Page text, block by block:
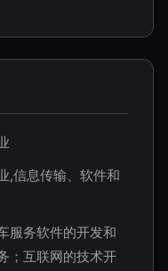
,信息传输、软件和
服务软件的开发和
；互联网的技术开